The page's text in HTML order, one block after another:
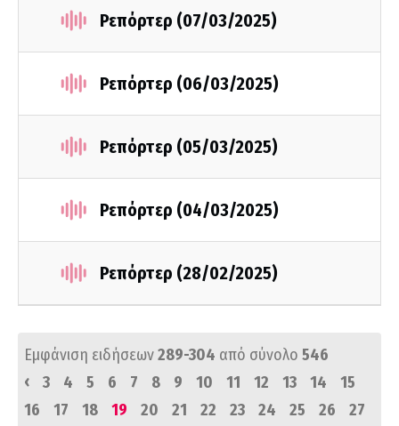
Ρεπόρτερ (07/03/2025)
Ρεπόρτερ (06/03/2025)
Ρεπόρτερ (05/03/2025)
Ρεπόρτερ (04/03/2025)
Ρεπόρτερ (28/02/2025)
Εμφάνιση ειδήσεων289-304 από σύνολο 546
‹
3 4 5 6 7 8 9 10 11 12 13 14
15
16
17 18 19 20 21 22 23 24 25 26
27